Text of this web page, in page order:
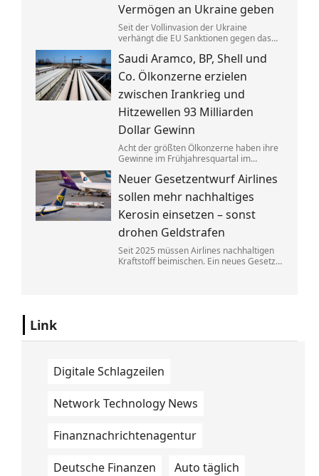
Vermögen an Ukraine geben
Seit der Vollinvasion der Ukraine
verhängt die EU Sanktionen gegen das
Gelder wurden festgesetzt, die Erträge
aus den Zinsen sollen jetzt Kyjiw
zugutekommen.
Saudi Aramco, BP, Shell und
Co. Ölkonzerne erzielen
zwischen Irankrieg und
Hitzewellen 93 Milliarden
Dollar Gewinn
Acht der größten Ölkonzerne haben ihre
Gewinne im Frühjahresquartal im
Die neuen Zahlen heizen die Debatte
über eine Übergewinnsteuer an.
Neuer Gesetzentwurf Airlines
sollen mehr nachhaltiges
Kerosin einsetzen – sonst
drohen Geldstrafen
Seit 2025 müssen Airlines nachhaltigen
Kraftstoff beimischen. Ein neues Gesetz
Link
Digitale Schlagzeilen
Network Technology News
Finanznachrichtenagentur
Deutsche Finanzen Auto täglich